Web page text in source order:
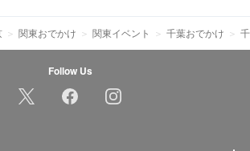
関東おでかけ 関東イベント 千葉おでかけ
Follow Us